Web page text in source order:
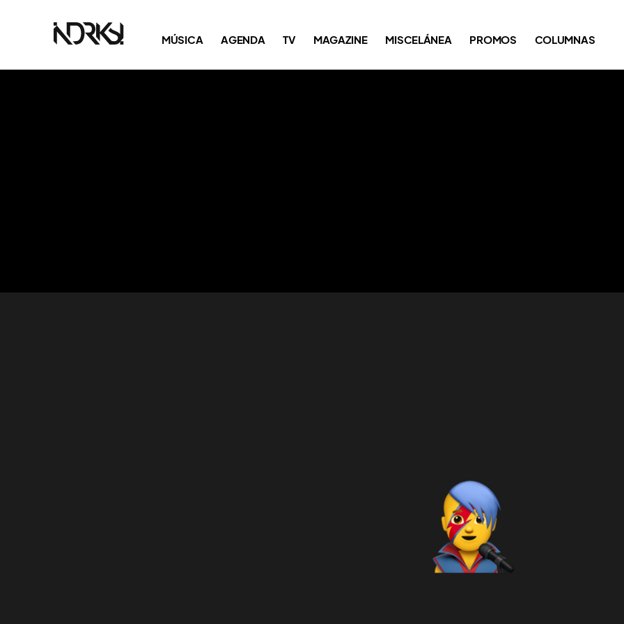
MÚSICA AGENDA TV MAGAZINE MISCELÁNEA PROMOS COLUMNAS